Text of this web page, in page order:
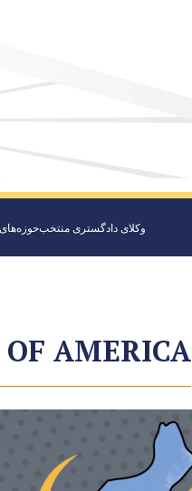
وکلای دادگستری منتخب
AMERICA